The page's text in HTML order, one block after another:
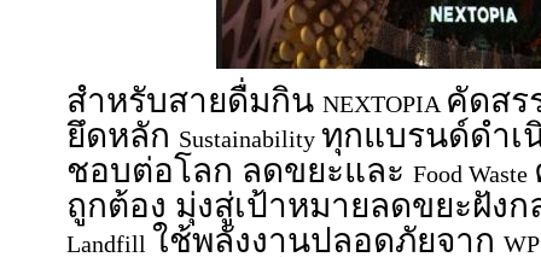
สำหรับสายดื่มกิน NEXTOPIA คัดสร
ยึดหลัก Sustainability ทุกแบรนด์ดำเ
ชอบต่อโลก ลดขยะและ Food Waste
ถูกต้อง มุ่งสู่เป้าหมายลดขยะฝัง
Landfill ใช้พลังงานปลอดภัยจาก